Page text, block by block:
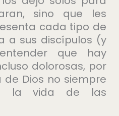
sino que les
cada tipo de
a sus discípulos (y
que hay
dolorosas, por
Dios no siempre
la vida de las